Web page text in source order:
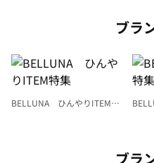
ブラ
BELLUNA ひんやりITEM特
ブラ